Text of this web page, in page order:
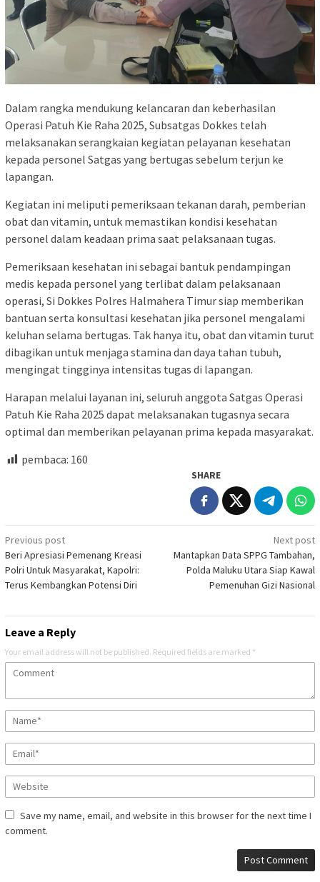
Dalam rangka mendukung kelancaran dan keberhasilan
Operasi Patuh Kie Raha 2025, Subsatgas Dokkes telah
melaksanakan serangkaian kegiatan pelayanan kesehatan
kepada personel Satgas yang bertugas sebelum terjun ke
lapangan.
Kegiatan ini meliputi pemeriksaan tekanan darah, pemberian
obat dan vitamin, untuk memastikan kondisi kesehatan
personel dalam keadaan prima saat pelaksanaan tugas.
Pemeriksaan kesehatan ini sebagai bantuk pendampingan
medis kepada personel yang terlibat dalam pelaksanaan
operasi, Si Dokkes Polres Halmahera Timur siap memberikan
bantuan serta konsultasi kesehatan jika personel mengalami
keluhan selama bertugas. Tak hanya itu, obat dan vitamin turut
dibagikan untuk menjaga stamina dan daya tahan tubuh,
mengingat tingginya intensitas tugas di lapangan.
Harapan melalui layanan ini, seluruh anggota Satgas Operasi
Patuh Kie Raha 2025 dapat melaksanakan tugasnya secara
optimal dan memberikan pelayanan prima kepada masyarakat.
pembaca: 160
SHARE
Post
navigation
Previous post
Beri Apresiasi Pemenang Kreasi
Polri Untuk Masyarakat, Kapolri:
Terus Kembangkan Potensi Diri
Next post
Mantapkan Data SPPG Tambahan,
Polda Maluku Utara Siap Kawal
Pemenuhan Gizi Nasional
Leave a Reply
Your email address will not be published. Required fields are marked *
Save my name, email, and website in this browser for the next time I
comment.